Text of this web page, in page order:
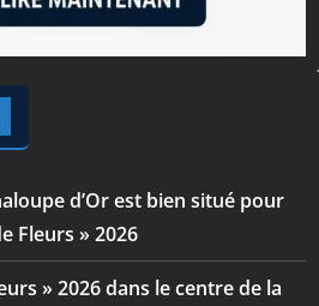
d’Or est bien situé pour
Fleurs » 2026
» 2026 dans le centre de la